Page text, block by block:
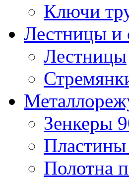
Ключи
Лестницы и
Лестницы
Зенкеры
Пластины
Полотна